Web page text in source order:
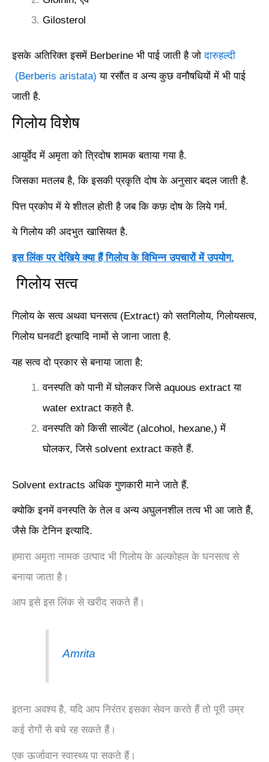
Gilosterol
इसके अतिरिक्त इसमें Berberine भी पाई जाती है जोदारुहल्दी
(Berberis aristata) या रसौंत व अन्य कुछ वनौषधियों में भी पाई
जाती है.
गिलोय विशेष
आयुर्वेद में अमृता को त्रिदोष शामक बताया गया है.
जिसका मतलब है, कि इसकी प्रकृति दोष के अनुसार बदल जाती है.
पित्त प्रकोप में ये शीतल होती है जब कि कफ़ दोष के लिये गर्म.
ये गिलोय की अदभुत खासियत है.
इस लिंक पर देखिये क्या हैं गिलोय के विभिन्न उपचारों में उपयोग.
गिलोय सत्व
गिलोय के सत्व अथवा घनसत्व (Extract) को सतगिलोय, गिलोयसत्व,
गिलोय घनवटी इत्यादि नामों से जाना जाता है.
यह सत्व दो प्रकार से बनाया जाता है:
वनस्पति को पानी में घोलकर जिसे aquous extract या
water extract कहते है.
वनस्पति को किसी साल्वेंट (alcohol, hexane,) में
घोलकर, जिसे solvent extract कहते हैं.
Solvent extracts अधिक गुणकारी माने जाते हैं.
क्योकि इनमें वनस्पति के तेल व अन्य अघुलनशील तत्व भी आ जाते हैं,
जैसे कि टेनिन इत्यादि.
हमारा अमृता नामक उत्पाद भी गिलोय के अल्कोहल के घनसत्व से
बनाया जाता है।
आप इसे इस लिंक से खरीद सकते हैं।
Amrita
इतना अवश्य है, यदि आप निरंतर इसका सेवन करते हैं तो पूरी उम्र
कई रोगों से बचे रह सकते हैं।
एक ऊर्जावान स्वास्थ्य पा सकते हैं।